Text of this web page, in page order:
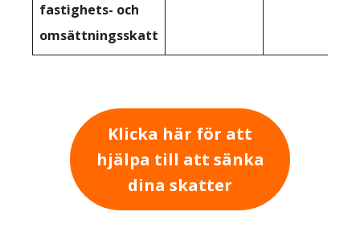
fastighets- och
omsättningsskatt
Klicka här för att
hjälpa till att sänka
dina skatter